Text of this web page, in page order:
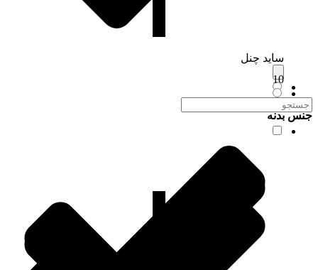
ساید چنل
10
جنس بدنه